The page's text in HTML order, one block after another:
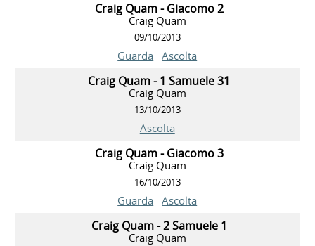
Craig Quam - Giacomo 2
Craig Quam
09/10/2013
Guarda Ascolta
Craig Quam - 1 Samuele 31
Craig Quam
13/10/2013
Ascolta
Craig Quam - Giacomo 3
Craig Quam
16/10/2013
Guarda Ascolta
Craig Quam - 2 Samuele 1
Craig Quam